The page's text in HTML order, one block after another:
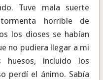
Tuve mala suerte
horrible de
los dioses se habían
no pudiera llegar a mi
incluido los
perdí el ánimo. Sabía